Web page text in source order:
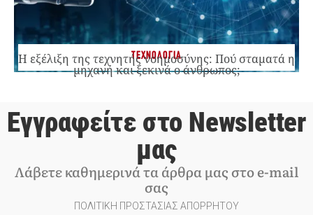
ΤΕΧΝΟΛΟΓΙΑ
Η εξέλιξη της τεχνητής νοημοσύνης: Πού σταματά η
μηχανή και ξεκινά ο άνθρωπος;
Εγγραφείτε στο Newsletter
μας
Λάβετε καθημερινά τα άρθρα μας στο e-mail
σας
ΠΟΛΙΤΙΚΗ ΠΡΟΣΤΑΣΙΑΣ ΑΠΟΡΡΗΤΟΥ